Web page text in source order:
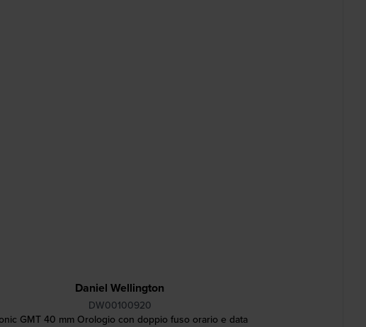
Daniel Wellington
DW00100920
GMT 40 mm Orologio con doppio fuso orario e data